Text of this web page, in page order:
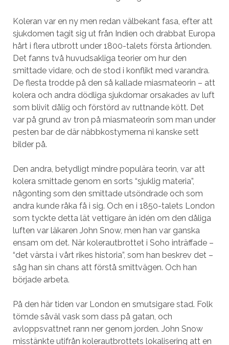
Koleran var en ny men redan välbekant fasa, efter att
sjukdomen tagit sig ut från Indien och drabbat Europa
hårt i flera utbrott under 1800-talets första årtionden.
Det fanns två huvudsakliga teorier om hur den
smittade vidare, och de stod i konflikt med varandra.
De flesta trodde på den så kallade miasmateorin – att
kolera och andra dödliga sjukdomar orsakades av luft
som blivit dålig och förstörd av ruttnande kött. Det
var på grund av tron på miasmateorin som man under
pesten bar de där näbbkostymerna ni kanske sett
bilder på.
Den andra, betydligt mindre populära teorin, var att
kolera smittade genom en sorts “sjuklig materia”,
någonting som den smittade utsöndrade och som
andra kunde råka få i sig. Och en i 1850-talets London
som tyckte detta lät vettigare än idén om den dåliga
luften var läkaren John Snow, men han var ganska
ensam om det. När kolerautbrottet i Soho inträffade –
“det värsta i vårt rikes historia”, som han beskrev det –
såg han sin chans att förstå smittvägen. Och han
började arbeta.
På den här tiden var London en smutsigare stad. Folk
tömde såväl vask som dass på gatan, och
avloppsvattnet rann ner genom jorden. John Snow
misstänkte utifrån kolerautbrottets lokalisering att en